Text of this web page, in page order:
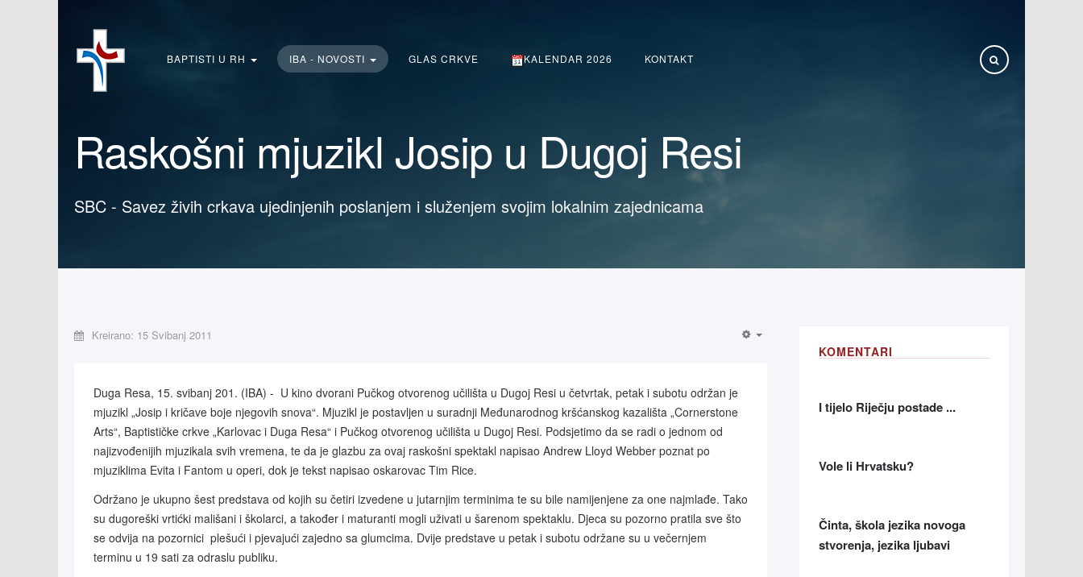
BAPTISTI U RH IBA - NOVOSTI GLAS CRKVE KALENDAR 2026 KONTAKT
Raskošni mjuzikl Josip u Dugoj Resi
SBC - Savez živih crkava ujedinjenih poslanjem i služenjem svojim lokalnim zajednicama
Kreirano: 15 Svibanj 2011
Duga Resa, 15. svibanj 201. (IBA) - U kino dvorani Pučkog otvorenog učilišta u Dugoj Resi u četvrtak, petak i subotu održan je
mjuzikl „Josip i kričave boje njegovih snova“. Mjuzikl je postavljen u suradnji Međunarodnog kršćanskog kazališta „Cornerstone
Arts“, Baptističke crkve „Karlovac i Duga Resa“ i Pučkog otvorenog učilišta u Dugoj Resi. Podsjetimo da se radi o jednom od
najizvođenijih mjuzikala svih vremena, te da je glazbu za ovaj raskošni spektakl napisao Andrew Lloyd Webber poznat po
mjuziklima Evita i Fantom u operi, dok je tekst napisao oskarovac Tim Rice.
Održano je ukupno šest predstava od kojih su četiri izvedene u jutarnjim terminima te su bile namijenjene za one najmlađe. Tako
su dugoreški vrtićki mališani i školarci, a također i maturanti mogli uživati u šarenom spektaklu. Djeca su pozorno pratila sve što
se odvija na pozornici plešući i pjevajući zajedno sa glumcima. Dvije predstave u petak i subotu održane su u večernjem
terminu u 19 sati za odraslu publiku.
KOMENTARI
I tijelo Riječju postade ...
Vole li Hrvatsku?
Činta, škola jezika novoga
stvorenja, jezika ljubavi